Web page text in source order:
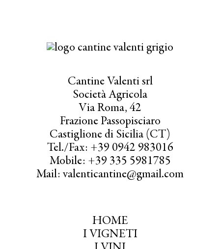
Cantine Valenti srl
Società Agricola
Via Roma, 42
Frazione Passopisciaro
Castiglione di Sicilia (CT)
Tel./Fax: +39 0942 983016
Mobile: +39 335 5981785
Mail: valenticantine@gmail.com
HOME
I VIGNETI